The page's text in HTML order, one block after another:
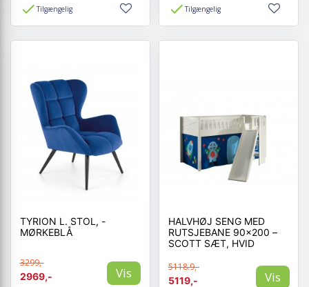
Tilgængelig Tilgængelig
TYRION L. STOL, -
MØRKEBLÅ
3299,-
2969,-
Vis
HALVHØJ SENG MED
RUTSJEBANE 90×200 –
SCOTT SÆT, HVID
5118.9,-
5119,-
Vis